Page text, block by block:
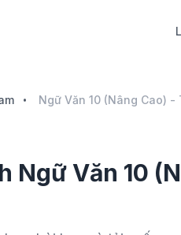
Ngữ Văn 10 (Nâng Cao) -
Ngữ Văn 10